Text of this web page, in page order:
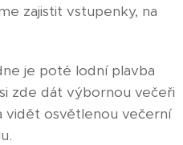
zajistit vstupenky, na
je poté lodní plavba
zde dát výbornou večeři
vidět osvětlenou večerní